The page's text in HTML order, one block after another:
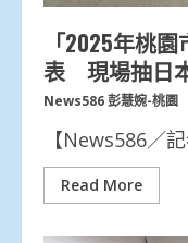
「2025年桃
表 現場抽日
News586 彭慧婉-桃園
【News586／
Read More